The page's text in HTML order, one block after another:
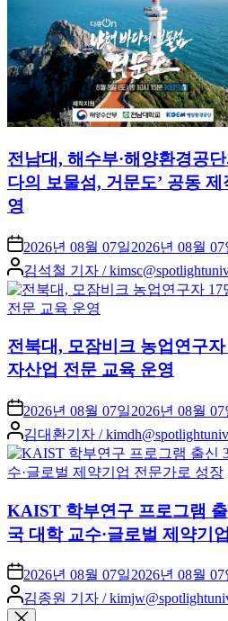
전남대, 해수부·해양환경공
다의 보물섬, 거문도’ 공동
영
2026년 08월 07일2026년 08월 07
Posted
by
김석철 기자 /
전북대, 모잠비크 농업연구
자산업 전문 교육 운영
2026년 08월 07일2026년 08월 07
Posted
by
김대환기자 /
KAIST 학부연구 프로그램 출
국 대학 교수·글로벌 제약기
2026년 08월 07일2026년 08월 07
Posted
by
김종원 기자 /
Close